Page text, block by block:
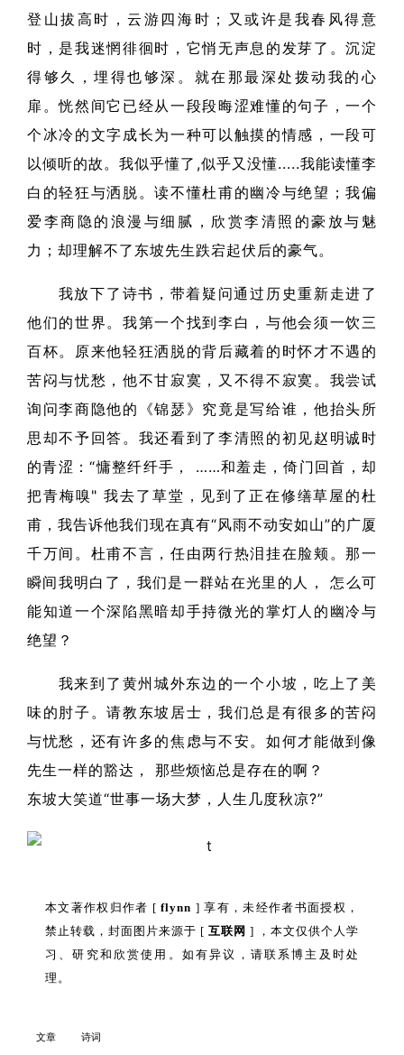
登山拔高时，云游四海时；又或许是我春风得意
时，是我迷惘徘徊时，它悄无声息的发芽了。沉淀
得够久，埋得也够深。就在那最深处拨动我的心
扉。恍然间它已经从一段段晦涩难懂的句子，一个
个冰冷的文字成长为一种可以触摸的情感，一段可
以倾听的故。我似乎懂了,似乎又没懂.....我能读懂李
白的轻狂与洒脱。读不懂杜甫的幽冷与绝望；我偏
爱李商隐的浪漫与细腻，欣赏李清照的豪放与魅
力；却理解不了东坡先生跌宕起伏后的豪气。
我放下了诗书，带着疑问通过历史重新走进了
他们的世界。我第一个找到李白，与他会须一饮三
百杯。原来他轻狂洒脱的背后藏着的时怀才不遇的
苦闷与忧愁，他不甘寂寞，又不得不寂寞。我尝试
询问李商隐他的《锦瑟》究竟是写给谁，他抬头所
思却不予回答。我还看到了李清照的初见赵明诚时
的青涩：“慵整纤纤手， ……和羞走，倚门回首，却
把青梅嗅" 我去了草堂，见到了正在修缮草屋的杜
甫，我告诉他我们现在真有“风雨不动安如山”的广厦
千万间。杜甫不言，任由两行热泪挂在脸颊。那一
瞬间我明白了，我们是一群站在光里的人， 怎么可
能知道一个深陷黑暗却手持微光的掌灯人的幽冷与
绝望？
我来到了黄州城外东边的一个小坡，吃上了美
味的肘子。请教东坡居士，我们总是有很多的苦闷
与忧愁，还有许多的焦虑与不安。如何才能做到像
先生一样的豁达， 那些烦恼总是存在的啊？
东坡大笑道“世事一场大梦，人生几度秋凉?”
本文著作权归作者 [flynn ] 享有，未经作者书面授权，
禁止转载，封面图片来源于 [ 互联网 ] ，本文仅供个人学
习、研究和欣赏使用。如有异议，请联系博主及时处
理。
文章 诗词